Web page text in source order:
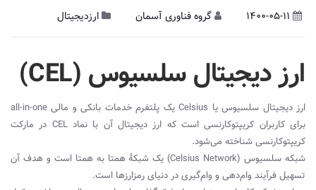
1400-05-11 گروه فناوری آسمان ارزدیجیتال
ارز دیجیتالسلسیوس (CEL
)
ارز دیجیتال سلسیوس یا Celsius یک پلتفرم خدمات بانکی و مالی all-in-one
برای کاربران کریپتوکارنسی است که ارز دیجیتال آن با نماد CEL در مارکت
کریپتوکارنسی شناخته می‌شود.
شبکه سلسیوس (Celsius Network) یک شبکۀ همتا به همتا است و هدف آن
تسهیل فرآیند وام‌دهی و وام‌گیری در دنیای رمزارزها است.